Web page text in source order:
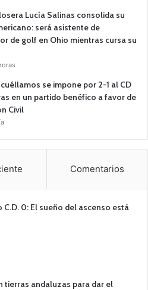
Lucía Salinas consolida su
será asistente de
de golf en Ohio mientras cursa su
se impone por 2-1 al CD
en un partido benéfico a favor de
Civil
Comentarios
C.D. 0: El sueño del ascenso está
tierras andaluzas para dar el